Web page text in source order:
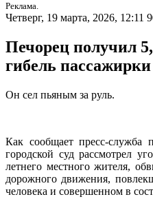
Реклама.
Четверг, 19 марта, 2026, 12:11
Печорец получил
гибель пассажирки
Он сел пьяным за руль.
Как сообщает пресс-служба
городской суд рассмотрел
летнего местного жителя,
дорожного движения,
человека и совершенном в